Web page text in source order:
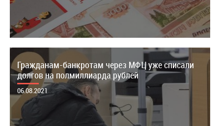
Гражданам-банкротам через МФЦ уже списали
долгов на полмиллиарда рублей
06.08.2021